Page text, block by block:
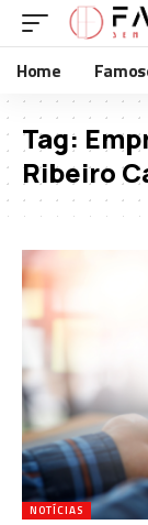
Home
Tag:
Ribeiro
NOTÍCIAS